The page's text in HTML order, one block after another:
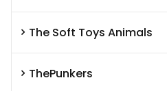
The Soft Toys Animals
ThePunkers